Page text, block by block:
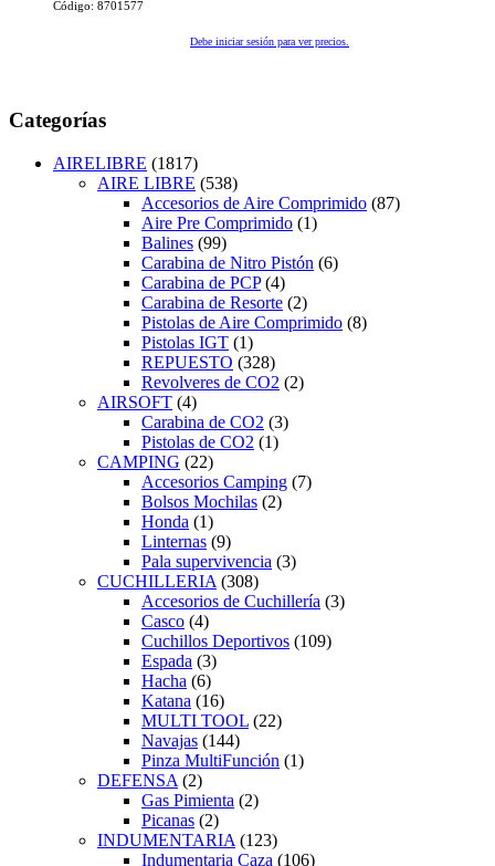
Código: 8701577
Debe iniciar sesión para ver precios.
Categorías
AIRELIBRE (1817)
AIRE LIBRE (538)
Accesorios de Aire Comprimido (87)
Aire Pre Comprimido (1)
Balines (99)
Carabina de Nitro Pistón (6)
Carabina de PCP (4)
Carabina de Resorte (2)
Pistolas de Aire Comprimido (8)
Pistolas IGT (1)
REPUESTO (328)
Revolveres de CO2 (2)
AIRSOFT (4)
Carabina de CO2 (3)
Pistolas de CO2 (1)
CAMPING (22)
Accesorios Camping (7)
Bolsos Mochilas (2)
Honda (1)
Linternas (9)
Pala supervivencia (3)
CUCHILLERIA (308)
Accesorios de Cuchillería (3)
Casco (4)
Cuchillos Deportivos (109)
Espada (3)
Hacha (6)
Katana (16)
MULTI TOOL (22)
Navajas (144)
Pinza MultiFunción (1)
DEFENSA (2)
Gas Pimienta (2)
Picanas (2)
INDUMENTARIA (123)
Indumentaria Caza (106)